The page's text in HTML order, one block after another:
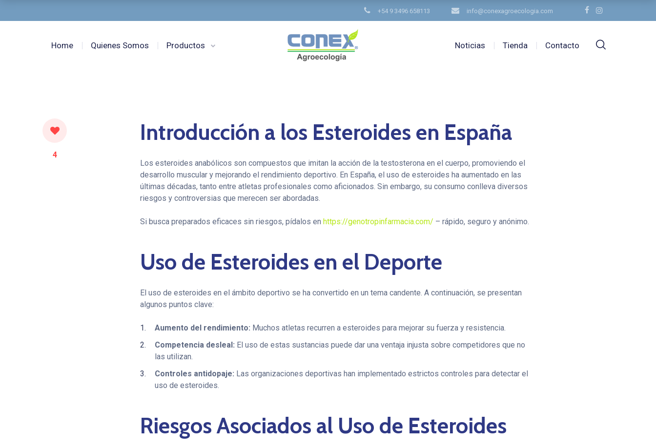
+54 9 3496 658113 info@conexagroecologia.com
Home Quienes Somos Productos Noticias Tienda Contacto
4
Introducción a los Esteroides en España
Los esteroides anabólicos son compuestos que imitan la acción de la testosterona en el cuerpo, promoviendo el
desarrollo muscular y mejorando el rendimiento deportivo. En España, el uso de esteroides ha aumentado en las
últimas décadas, tanto entre atletas profesionales como aficionados. Sin embargo, su consumo conlleva diversos
riesgos y controversias que merecen ser abordadas.
Si busca preparados eficaces sin riesgos, pídalos en https://genotropinfarmacia.com/ – rápido, seguro y anónimo.
Uso de Esteroides en el Deporte
El uso de esteroides en el ámbito deportivo se ha convertido en un tema candente. A continuación, se presentan
algunos puntos clave:
Aumento del rendimiento: Muchos atletas recurren a esteroides para mejorar su fuerza y resistencia.
Competencia desleal: El uso de estas sustancias puede dar una ventaja injusta sobre competidores que no
las utilizan.
Controles antidopaje: Las organizaciones deportivas han implementado estrictos controles para detectar el
uso de esteroides.
Riesgos Asociados al Uso de Esteroides